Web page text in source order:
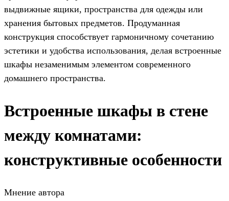
выдвижные ящики, пространства для одежды или
хранения бытовых предметов. Продуманная
конструкция способствует гармоничному сочетанию
эстетики и удобства использования, делая встроенные
шкафы незаменимым элементом современного
домашнего пространства.
Встроенные шкафы в стене
между комнатами:
конструктивные особенности
Мнение автора